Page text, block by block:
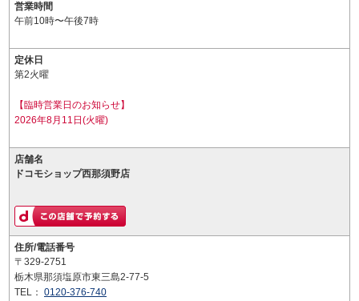
営業時間
午前10時〜午後7時
定休日
第2火曜
【臨時営業日のお知らせ】
2026年8月11日(火曜)
店舗名
ドコモショップ西那須野店
住所/電話番号
〒329-2751
栃木県那須塩原市東三島2-77-5
TEL： 0120-376-740